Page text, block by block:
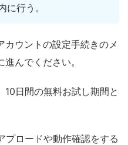
に行う。
カウントの設定手続きのメ
んでください。
日間の無料お試し期間と
プロードや動作確認をする